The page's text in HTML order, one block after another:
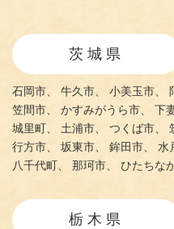
茨城県
石岡市、 牛久市、 小美玉市、
笠間市、
かすみがうら市、 下
城里町、
土浦市、 つくば市、
行方市、
坂東市、 鉾田市、 水
八千代町、
那珂市、 ひたちな
栃木県